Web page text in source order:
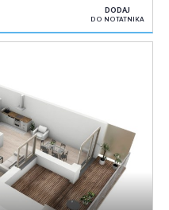
DODAJ
DO NOTATNIKA